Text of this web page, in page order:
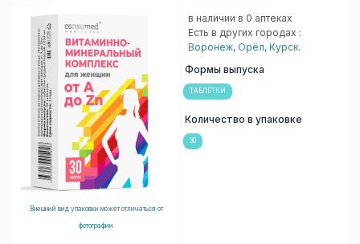
Внешний вид упаковки может отличаться от
фотографии
в наличии в 0 аптеках
Есть в других городах :
Воронеж, Орёл, Курск.
Формы выпуска
ТАБЛЕТКИ
Количество в упаковке
30